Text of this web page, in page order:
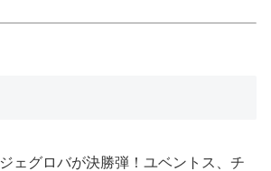
ジェグロバが決勝弾！ユベントス、チ